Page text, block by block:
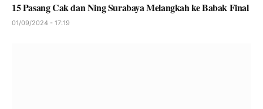
15 Pasang Cak dan Ning Surabaya Melangkah ke Babak Final
01/09/2024 - 17:19